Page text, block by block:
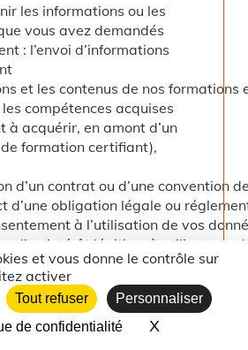
et vous donne le contrôle sur
activer
Tout refuser
Personnaliser
de confidentialité
XMasquer le
les informations ou les
vous avez demandés
: l’envoi d’informations
et les contenus de nos
compétences acquises
à acquérir, en amont d’un
formation certifiant),
d’un contrat ou d’une convention
d’une obligation légale ou
à l’utilisation de vos
d’un intérêt légitime à utiliser vos
évènements relatifs à
des Francas
Rhône-Alpes.